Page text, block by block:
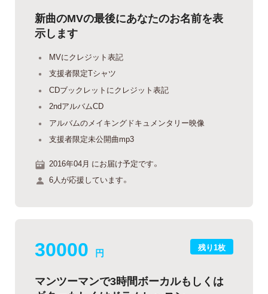
新曲のMVの最後にあなたのお名前を表
示します
MVにクレジット表記
支援者限定Tシャツ
CDブックレットにクレジット表記
2ndアルバムCD
アルバムのメイキングドキュメンタリー映像
支援者限定未公開曲mp3
2016年04月 にお届け予定です。
6人が応援しています。
残り1枚
30000 円
マンツーマンで3時間ボーカルもしくは